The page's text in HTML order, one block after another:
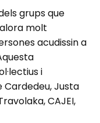
grups que
molt
acudissin a
i
Cardedeu, Justa
CAJEI,